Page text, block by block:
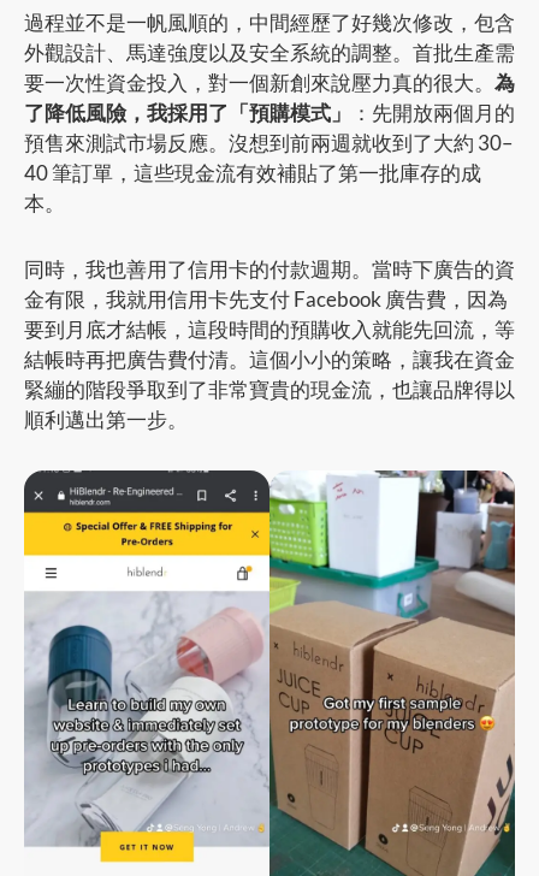
過程並不是一帆風順的，中間經歷了好幾次修改，包含
外觀設計、馬達強度以及安全系統的調整。首批生產需
要一次性資金投入，對一個新創來說壓力真的很大。 為
了降低風險，我採用了「預購模式」
：先開放兩個月的
預售來測試市場反應。沒想到前兩週就收到了大約 30–
40 筆訂單，這些現金流有效補貼了第一批庫存的成
本。
同時，我也善用了信用卡的付款週期。當時下廣告的資
金有限，我就用信用卡先支付 Facebook 廣告費，因為
要到月底才結帳，這段時間的預購收入就能先回流，等
結帳時再把廣告費付清。這個小小的策略，讓我在資金
緊繃的階段爭取到了非常寶貴的現金流，也讓品牌得以
順利邁出第一步。